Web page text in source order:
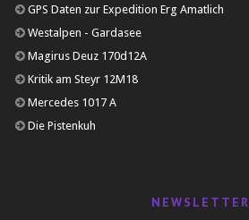
GPS Daten zur Expedition Erg Amatlich
Westalpen - Gardasee
Magirus Deuz 170d12A
Kritik am Steyr 12M18
Mercedes 1017 A
Die Pistenkuh
NEWSLETTER